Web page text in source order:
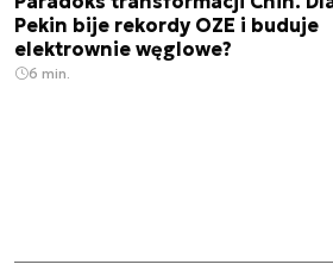
Pekin bije rekordy OZE i buduje
elektrownie węglowe?
6 min.